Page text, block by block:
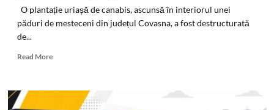
O plantație uriașă de canabis, ascunsă în interiorul unei
păduri de mesteceni din județul Covasna, a fost destructurată
de...
Read MoreRead
DIICOT